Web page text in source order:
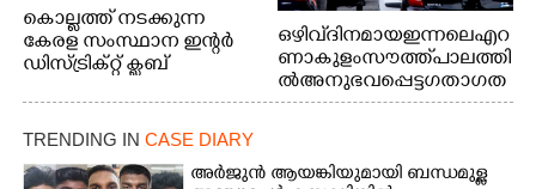
കൊല്ലത്ത് നടക്കുന്ന
കേരള സംസ്ഥാന ഇന്റർ
ഡിസ്ട്രിക്റ്റ് ക്ലബ്
ചാമ്പ്യൻഷിപ്പിൽ അണ്ടർ
20 ആൺകുട്ടികളുടെ 200
മത്സരത്തിനിടെ സിന്തറ്റിക്
ഒഴിവ് ദിനമായ ഇന്നലെ എറ
ണാകുളം സൗത്ത് പാലത്തി
ൽ അനുഭവപ്പെട്ട ഗതാഗത
ക്കുരുക്ക്
TRENDING IN CASE DIARY
അർജുൻ ആയങ്കിയുമായി ബന്ധമുള്ള